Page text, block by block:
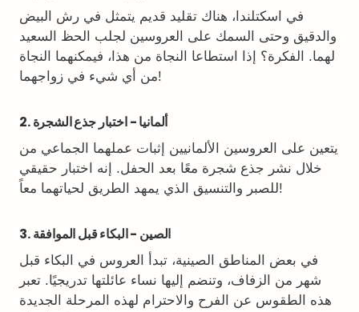
في اسكتلندا، هناك تقليد قديم يتمثل في رش البيض
والدقيق وحتى السمك على العروسين لجلب الحظ السعيد
لهما. الفكرة؟ إذا استطاعا النجاة من هذا، فيمكنهما النجاة
من أي شيء في زواجهما!
2. ألمانيا - اختبار جذع الشجرة
يتعين على العروسين الألمانيين إثبات عملهما الجماعي من
خلال نشر جذع شجرة معًا بعد الحفل. إنه اختبار حقيقي
للصبر والتنسيق الذي يمهد الطريق لحياتهما معاً!
3. الصين - البكاء قبل الموافقة
في بعض المناطق الصينية، تبدأ العروس في البكاء قبل
شهر من الزفاف، وتنضم إليها نساء عائلتها تدريجيًا. تعبر
هذه الطقوس عن الفرح والاحترام لهذه المرحلة الجديدة